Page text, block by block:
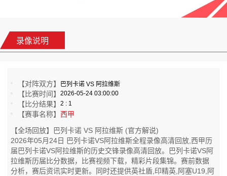
录像说明
【对阵双方】 巴列卡诺 VS 阿拉维斯
【比赛时间】2026-05-24 03:00:00
【比分结果】2 : 1
【赛事名称】西甲
【全场回放】巴列卡诺 VS 阿拉维斯 (官方解说)
2026年05月24日 巴列卡诺VS阿拉维斯全程录像高清回放,西甲历
届巴列卡诺VS阿拉维斯的历史交锋录像高清回放。巴列卡诺VS阿
拉维斯历届比分数据，比赛视频下载，精彩片段集锦。赛前数据
分析，赛后资讯实时更新。同时还提供英社盾,印精英,阿塞U19,阿